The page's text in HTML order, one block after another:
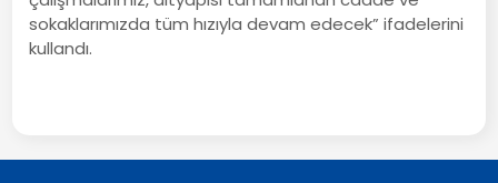
sokaklarımızda tüm hızıyla devam edecek” ifadelerini
kullandı.